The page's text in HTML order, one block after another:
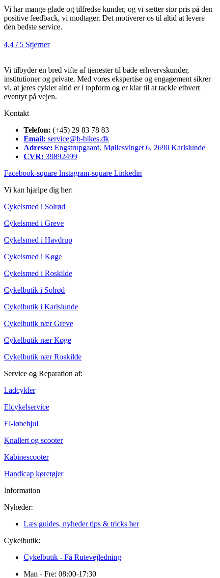
Vi har mange glade og tilfredse kunder, og vi sætter stor pris på den
positive feedback, vi modtager. Det motiverer os til altid at levere
den bedste service.
4,4 / 5 Stjerner
Vi tilbyder en bred vifte af tjenester til både erhvervskunder,
institutioner og private. Med vores ekspertise og engagement sikrer
vi, at jeres cykler altid er i topform og er klar til at tackle ethvert
eventyr på vejen.
Kontakt
Telefon: (+45) 29 83 78 83
Email: service@b-bikes.dk
Adresse: Engstrupgaard, Møllesvinget 6, 2690 Karlslunde
CVR: 39892499
Facebook-square Instagram-square Linkedin
Vi kan hjælpe dig her:
Cykelsmed i Solrød
Cykelsmed i Greve
Cykelsmed i Havdrup
Cykelsmed i Køge
Cykelsmed i Roskilde
Cykelbutik i Solrød
Cykelbutik i Karlslunde
Cykelbutik nær Greve
Cykelbutik nær Køge
Cykelbutik nær Roskilde
Service og Reparation af:
Ladcykler
Elcykelservice
El-løbehjul
Knallert og scooter
Kabinescooter
Handicap køretøjer
Information
Nyheder:
Læs guides, nyheder tips & tricks her
Cykelbutik:
Cykelbutik - Få Rutevejledning
Man - Fre: 08:00-17:30